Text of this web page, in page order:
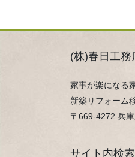
(株)春日工務
家事が楽になる
新築リフォーム
〒669-4272 兵
サイト内検索